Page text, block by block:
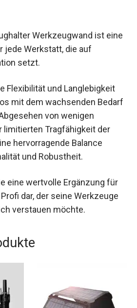
Werkzeugwand ist eine
jede Werkstatt, die auf
setzt.
Flexibilität und Langlebigkeit
mit dem wachsenden Bedarf
von wenigen
limitierten Tragfähigkeit der
hervorragende Balance
und Robustheit.
eine wertvolle Ergänzung für
dar, der seine Werkzeuge
verstauen möchte.